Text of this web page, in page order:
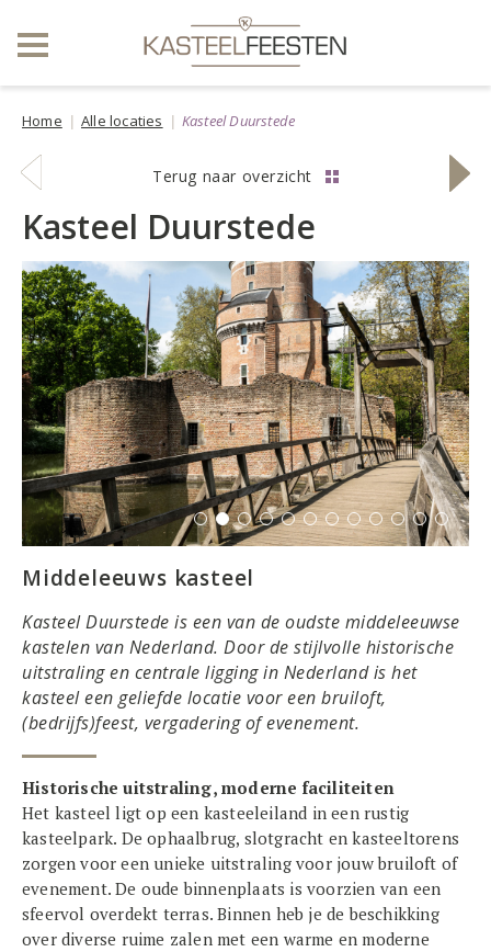
Home Alle locaties Kasteel Duurstede
vorige
locatie
Terug naar overzicht
Kasteel Duurstede
Middeleeuws kasteel
Kasteel Duurstede is een van de oudste middeleeuwse
kastelen van Nederland. Door de stijlvolle historische
uitstraling en centrale ligging in Nederland is het
kasteel een geliefde locatie voor een bruiloft,
(bedrijfs)feest, vergadering of evenement.
Historische uitstraling, moderne faciliteiten
Het kasteel ligt op een kasteeleiland in een rustig
kasteelpark. De ophaalbrug, slotgracht en kasteeltorens
zorgen voor een unieke uitstraling voor jouw bruiloft of
evenement. De oude binnenplaats is voorzien van een
sfeervol overdekt terras. Binnen heb je de beschikking
over diverse ruime zalen met een warme en moderne